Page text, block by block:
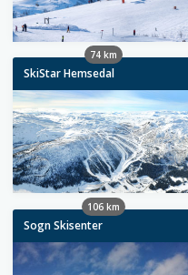
SkiStar Hemsedal
74 km
Sogn Skisenter
106 km